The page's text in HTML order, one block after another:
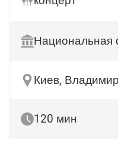
Национальная
Киев,
120 мин